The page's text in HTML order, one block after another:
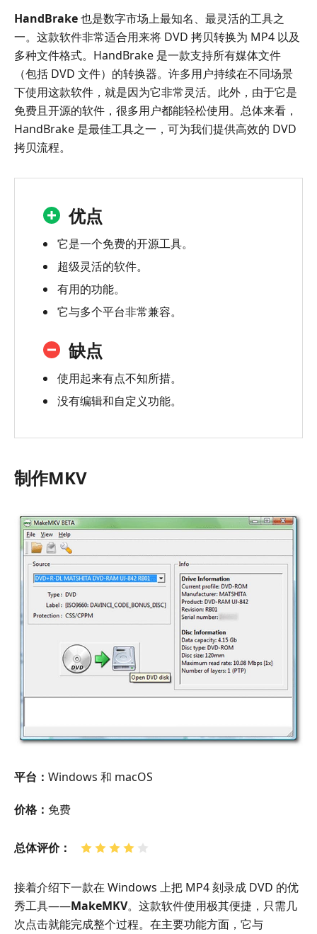
HandBrake也是数字市场上最知名、最灵活的工具之
一。这款软件非常适合用来将 DVD 拷贝转换为 MP4 以及
多种文件格式。HandBrake 是一款支持所有媒体文件
（包括 DVD 文件）的转换器。许多用户持续在不同场景
下使用这款软件，就是因为它非常灵活。此外，由于它是
免费且开源的软件，很多用户都能轻松使用。总体来看，
HandBrake 是最佳工具之一，可为我们提供高效的 DVD
拷贝流程。
优点
它是一个免费的开源工具。
超级灵活的软件。
有用的功能。
它与多个平台非常兼容。
缺点
使用起来有点不知所措。
没有编辑和自定义功能。
制作MKV
平台： Windows 和 macOS
价格： 免费
总体评价：
接着介绍下一款在 Windows 上把 MP4 刻录成 DVD 的优
秀工具——MakeMKV。这款软件使用极其便捷，只需几
次点击就能完成整个过程。在主要功能方面，它与